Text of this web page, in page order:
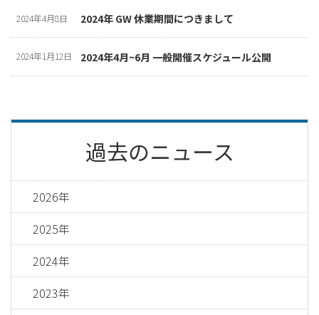
2024年4月8日 2024年 GW 休業期間につきまして
2024年1月12日 2024年4月~6月 一般開催スケジュール公開
過去のニュース
2026年
2025年
2024年
2023年